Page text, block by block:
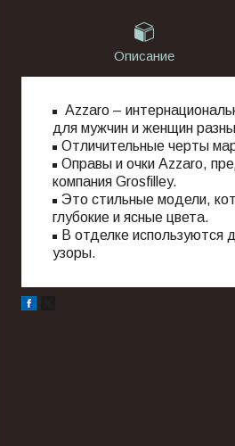
Описание
Azzaro –
для мужчин и женщин
Отличительные черты
Оправы и очки Azzaro,
компания Grosfilley.
Это стильные модели,
глубокие и ясные цвета.
В отделке используются
узоры.